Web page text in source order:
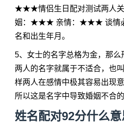
★★★情侣生日配对测试两人
姻：★★★ 亲情：★★★ 谈情必
名和出生年月。
5、女士的名字总格为金，那
两人的名字就属于不适合，也
样两人在感情中极其容易出现
所以这是名字中导致婚姻不合的
姓名配对92分什么